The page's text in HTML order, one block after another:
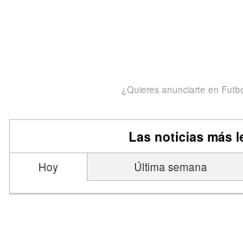
¿Quieres anunciarte en
Las noticias más
Hoy Última semana